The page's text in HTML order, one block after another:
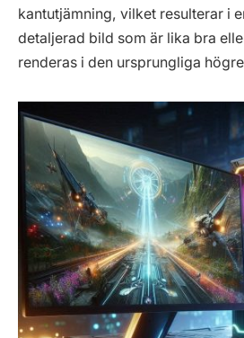
kantutjämning, vilket resulterar i
detaljerad bild som är lika bra
renderas i den ursprungliga